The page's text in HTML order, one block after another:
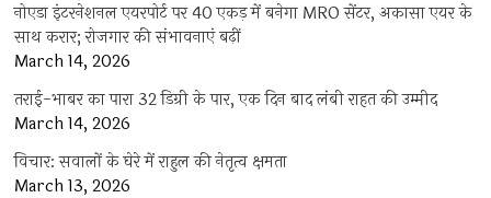
नोएडा इंटरनेशनल एयरपोर्ट पर 40 एकड़ में बनेगा MRO सेंटर, अकासा एयर के
साथ करार; रोजगार की संभावनाएं बढ़ीं
March 14, 2026
तराई-भाबर का पारा 32 डिग्री के पार, एक दिन बाद लंबी राहत की उम्मीद
March 14, 2026
विचार: सवालों के घेरे में राहुल की नेतृत्व क्षमता
March 13, 2026